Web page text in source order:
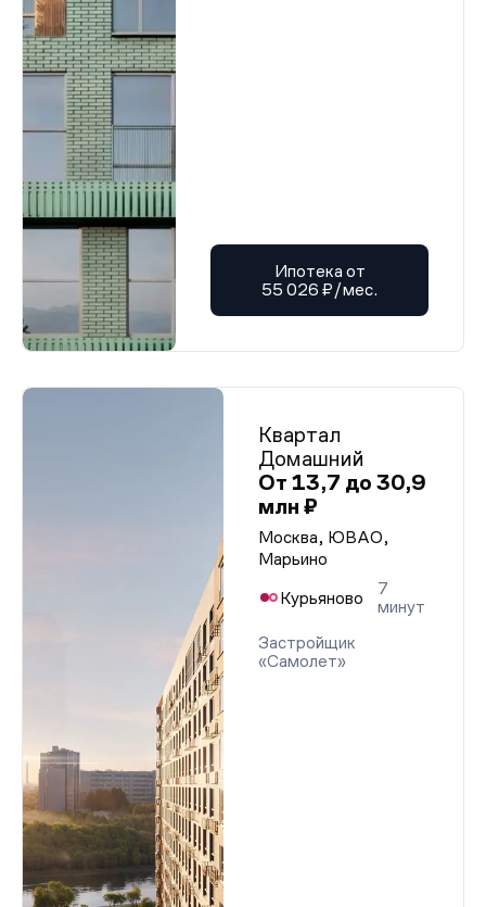
Ипотека от
55 026 ₽/мес.
Квартал
Домашний
От 13,7 до 30,9
млн ₽
Москва, ЮВАО,
Марьино
Курьяново
7
минут
Застройщик
«Самолет»